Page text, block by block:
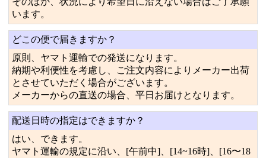
います。
どこの便で届きますか？
原則、ヤマト運輸での発送になります。
納期や利便性を考慮し、ご注文内容によりメーカー出荷
とさせていただく場合がございます。
メーカーからの直送の場合、平日お届けとなります。
配送日時の指定はできますか？
はい、できます。
ヤマト運輸の規定に沿い、[午前中]、[14~16時]、[16〜18